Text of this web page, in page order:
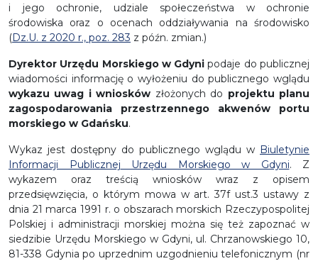
i jego ochronie, udziale społeczeństwa w ochronie
środowiska oraz o ocenach oddziaływania na środowisko
(Dz.U. z 2020 r., poz. 283 z późn. zmian.)
Dyrektor Urzędu Morskiego w Gdyni podaje do publicznej
wiadomości informację o wyłożeniu do publicznego wglądu
wykazu uwag i wniosków złożonych do projektu planu
zagospodarowania przestrzennego akwenów portu
morskiego w Gdańsku.
Wykaz jest dostępny do publicznego wglądu w Biuletynie
Informacji Publicznej Urzędu Morskiego w Gdyni. Z
wykazem oraz treścią wniosków wraz z opisem
przedsięwzięcia, o którym mowa w art. 37f ust.3 ustawy z
dnia 21 marca 1991 r. o obszarach morskich Rzeczypospolitej
Polskiej i administracji morskiej można się też zapoznać w
siedzibie Urzędu Morskiego w Gdyni, ul. Chrzanowskiego 10,
81-338 Gdynia po uprzednim uzgodnieniu telefonicznym (nr